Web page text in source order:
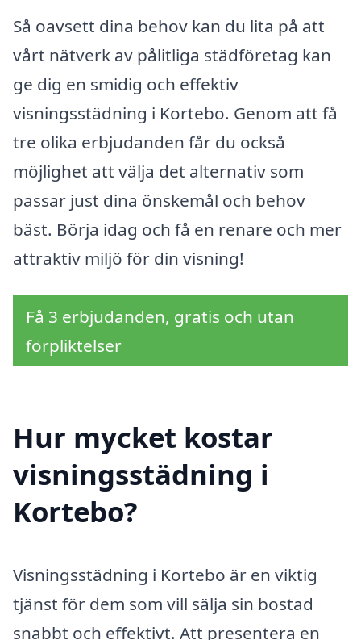
Så oavsett dina behov kan du lita på att
vårt nätverk av pålitliga städföretag kan
ge dig en smidig och effektiv
visningsstädning i Kortebo. Genom att få
tre olika erbjudanden får du också
möjlighet att välja det alternativ som
passar just dina önskemål och behov
bäst. Börja idag och få en renare och mer
attraktiv miljö för din visning!
Få 3 erbjudanden, gratis och utan
förpliktelser
Hur mycket kostar
visningsstädning i
Kortebo?
Visningsstädning i Kortebo är en viktig
tjänst för dem som vill sälja sin bostad
snabbt och effektivt. Att presentera en